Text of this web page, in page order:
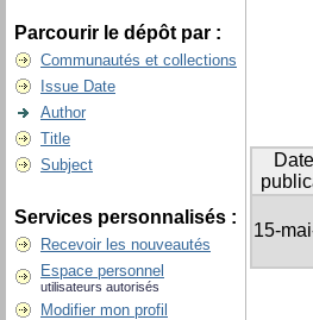
Parcourir le dépôt par :
Communautés et collections
Issue Date
Author
Title
Subject
Services personnalisés :
Recevoir les nouveautés
Espace personnel
utilisateurs autorisés
Modifier mon profil
15-